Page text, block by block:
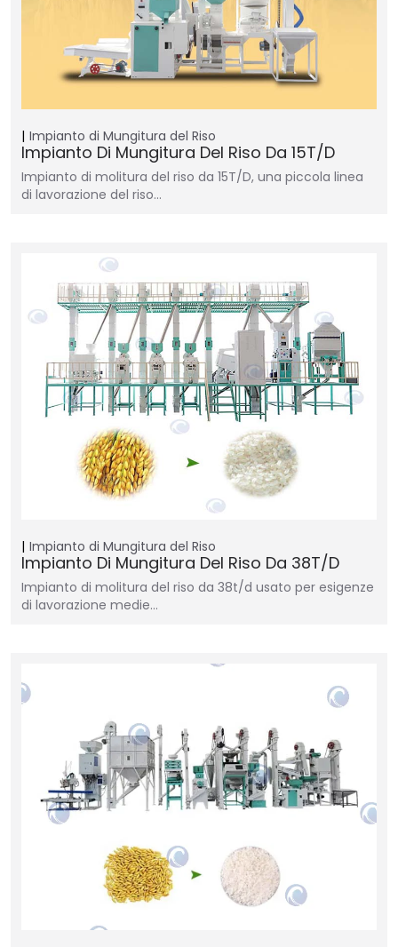
Impianto di Mungitura del Riso
Impianto Di Mungitura Del Riso Da 15T/D
Impianto di molitura del riso da 15T/D, una piccola linea
di lavorazione del riso…
Impianto di Mungitura del Riso
Impianto Di Mungitura Del Riso Da 38T/D
Impianto di molitura del riso da 38t/d usato per esigenze
di lavorazione medie…